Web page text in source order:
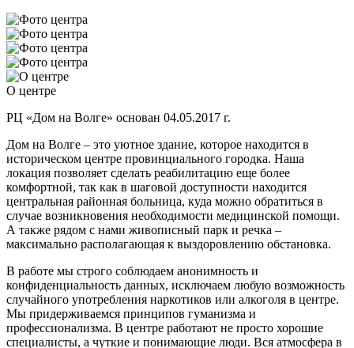
О центре
РЦ «Дом на Волге» основан 04.05.2017 г.
Дом на Волге – это уютное здание, которое находится в
историческом центре провинциального городка. Наша
локация позволяет сделать реабилитацию еще более
комфортной, так как в шаговой доступности находится
центральная районная больница, куда можно обратиться в
случае возникновения необходимости медицинской помощи.
А также рядом с нами живописный парк и речка –
максимально располагающая к выздоровлению обстановка.
В работе мы строго соблюдаем анонимность и
конфиденциальность данных, исключаем любую возможность
случайного употребления наркотиков или алкоголя в центре.
Мы придерживаемся принципов гуманизма и
профессионализма. В центре работают не просто хорошие
специалисты, а чуткие и понимающие люди. Вся атмосфера в